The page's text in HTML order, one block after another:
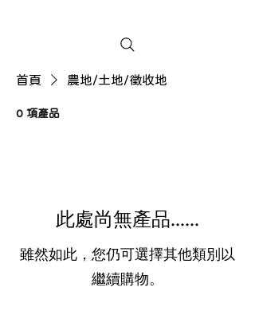
首頁 農地/土地/徵收地
0 項產品
此處尚無產品......
雖然如此，您仍可選擇其他類別以
繼續購物。